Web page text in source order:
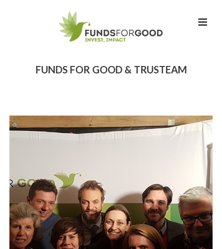
FUNDS FOR GOOD & TRUSTEAM